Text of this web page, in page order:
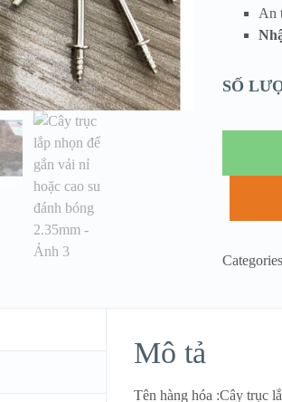
An
SỐ
Mô tả
Tên hàng hóa :Cây trục